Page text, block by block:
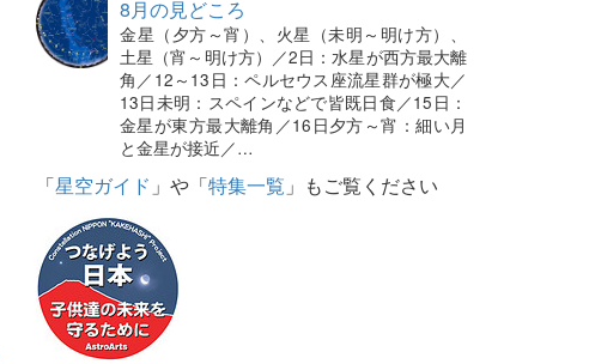
8月の見どころ
金星（夕方～宵）、火星（未明～明け方）、
土星（宵～明け方）／2日：水星が西方最大離
角／12～13日：ペルセウス座流星群が極大／
13日未明：スペインなどで皆既日食／15日：
金星が東方最大離角／16日夕方～宵：細い月
と金星が接近／…
「星空ガイド 」や「特集一覧 」もご覧ください